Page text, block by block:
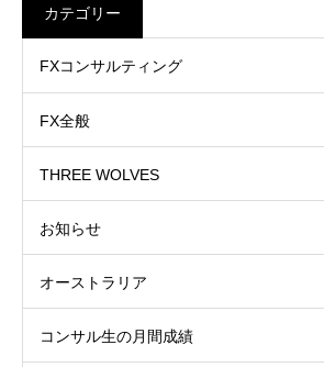
カテゴリー
FXコンサルティング
FX全般
THREE WOLVES
お知らせ
オーストラリア
コンサル生の月間成績